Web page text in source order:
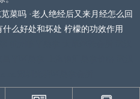
菜吗 ·老人绝经后又来月经怎么回
什么好处和坏处 柠檬的功效作用